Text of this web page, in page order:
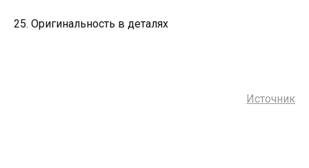
25. Оригинальность в деталях
Источник